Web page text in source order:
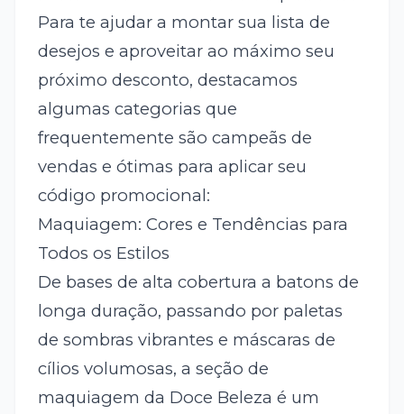
Para te ajudar a montar sua lista de
desejos e aproveitar ao máximo seu
próximo desconto, destacamos
algumas categorias que
frequentemente são campeãs de
vendas e ótimas para aplicar seu
código promocional:
Maquiagem: Cores e Tendências para
Todos os Estilos
De bases de alta cobertura a batons de
longa duração, passando por paletas
de sombras vibrantes e máscaras de
cílios volumosas, a seção de
maquiagem da Doce Beleza é um